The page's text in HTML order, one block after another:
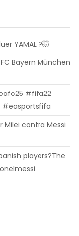
YAMAL ?🤯
Bayern München
#fifa22
Milei contra Messi
players?The